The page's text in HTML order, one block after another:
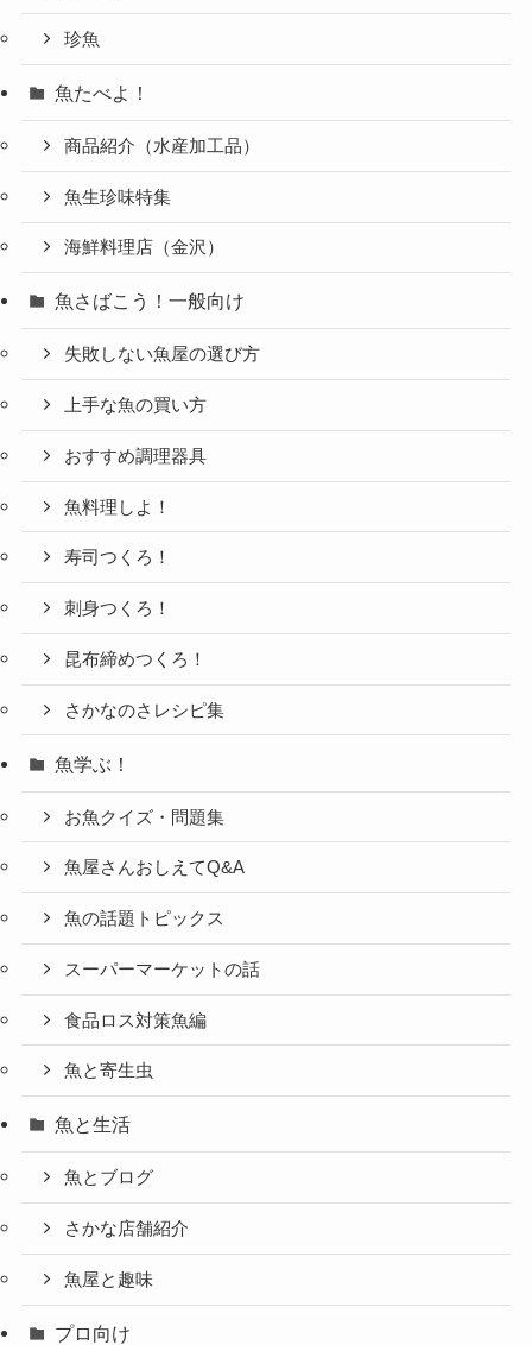
珍魚
魚たべよ！
商品紹介（水産加工品）
魚生珍味特集
海鮮料理店（金沢）
魚さばこう！一般向け
失敗しない魚屋の選び方
上手な魚の買い方
おすすめ調理器具
魚料理しよ！
寿司つくろ！
刺身つくろ！
昆布締めつくろ！
さかなのさレシピ集
魚学ぶ！
お魚クイズ・問題集
魚屋さんおしえてQ&A
魚の話題トピックス
スーパーマーケットの話
食品ロス対策魚編
魚と寄生虫
魚と生活
魚とブログ
さかな店舗紹介
魚屋と趣味
プロ向け